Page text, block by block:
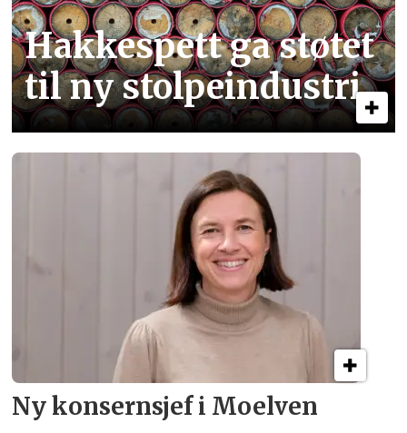
Hakkespett ga støtet
til ny stolpe­industri
Ny konsern­sjef i Moelven